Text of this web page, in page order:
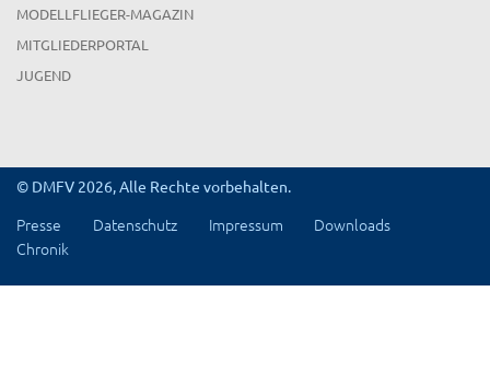
MODELLFLIEGER-MAGAZIN
MITGLIEDERPORTAL
JUGEND
© DMFV 2026, Alle Rechte vorbehalten.
Presse Datenschutz Impressum
Downloads
Chronik